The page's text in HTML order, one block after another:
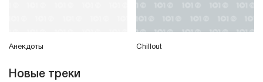
Анекдоты Chillout
Новые треки